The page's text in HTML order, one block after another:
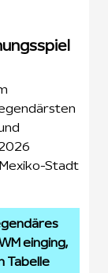
Stadt
einging,
Tabelle